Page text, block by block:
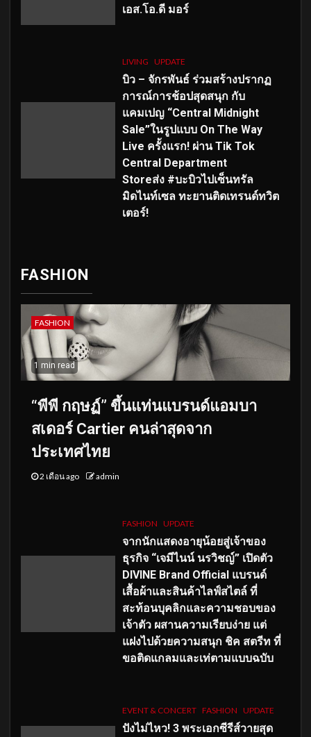
เอส.โอ.ดี มอร์
LIVING UPDATE
บิว – จักรพันธ์ ร่วมสร้างปรากฏ
การณ์การช้อปสุดสนุก กับ
แคมเปญ “Central Midnight
Sale”ในรูปแบบ On The Way
Live ครั้งแรก! ผ่าน Tik Tok
Central Department
Storeส่ง #บะบิวไปเซ็นทรัล
มิดไนท์เซล ทะยานติดเทรนด์ทวิต
เตอร์!
FASHION
FASHION
1 min read
“พีพี กฤษฏ์” ขึ้นแท่นแบรนด์แอมบา
สเดอร์ Cartier คนล่าสุดจาก
ประเทศไทย
2 เดือน ago admin
FASHION UPDATE
จากนักแสดงอายุน้อยสู่เจ้าของ
ธุรกิจ “เจมีไนน์ นรวิชญ์” เปิดตัว
DIVINE Brand Official แบรนด์
เสื้อผ้าและสินค้าไลฟ์สไตล์ ที่
สะท้อนบุคลิกและความชอบของ
เจ้าตัว ผสานความเรียบง่าย แต่
แฝงไปด้วยความสนุก ชิค สตรีท ที่
ขอติดแกลมและเท่ตามแบบฉบับ
EVENT & CONCERT FASHION UPDATE
ปังไม่ไหว! 3 พระเอกซีรีส์วายสุด